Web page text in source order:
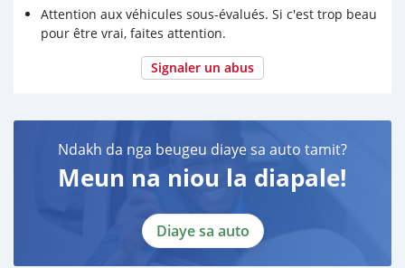
Attention aux véhicules sous-évalués. Si c'est trop beau
pour être vrai, faites attention.
Signaler un abus
Ndakh da nga beugeu diaye sa auto tamit?
Meun na niou la diapale!
Diaye sa auto